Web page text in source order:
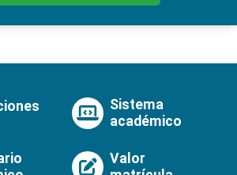
Sistema
académico
Valor